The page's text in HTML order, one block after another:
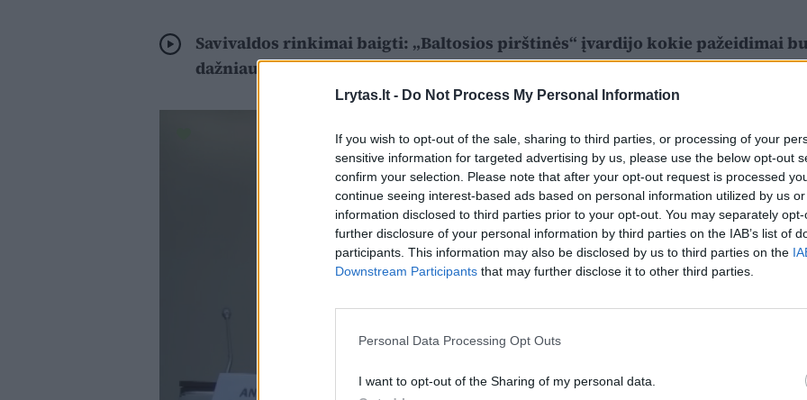
Lrytas.lt - Do Not Process My Personal Information
If you wish to opt-out of the sale, sharing to third parties, or processing of your
sensitive information for targeted advertising by us, please use the below opt-out
confirm your selection. Please note that after your opt-out request is processed
continue seeing interest-based ads based on personal information utilized by us
information disclosed to third parties prior to your opt-out. You may separately
further disclosure of your personal information by third parties on the IAB’s list of
participants. This information may also be disclosed by us to third parties on the
Downstream Participants that may further disclose it to other third parties.
Personal Data Processing Opt Outs
I want to opt-out of the Sharing of my personal data.
Savivaldos rinkimai baigti: „Baltosios pirštinės“ įvardijo kokie pažeidimai
dažniausi